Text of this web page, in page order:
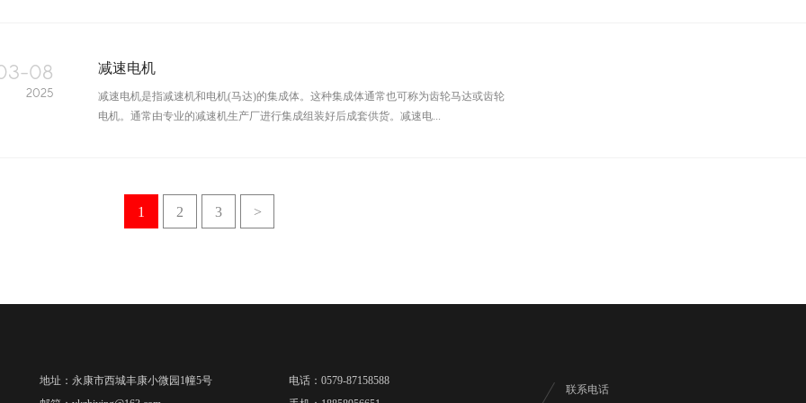
08
2025
减速电机
减速电机是指减速机和电机(马达)的集成体。这种集成体通常也可称为齿轮马达或齿轮
电机。通常由专业的减速机生产厂进行集成组装好后成套供货。减速电...
1 2 3 >
地址： 永康市西城丰康小微园1幢5号 电话：0579-87158588
联系电话